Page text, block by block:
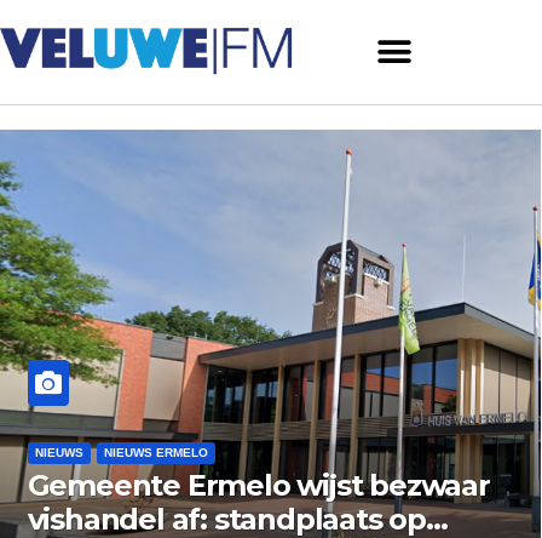
NIEUWS NIEUWS ERMELO
Brand gemeld bij zorginstelling
aan Varenlaan in Ermelo